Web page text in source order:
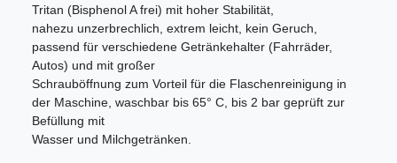
Tritan (Bisphenol A frei) mit hoher Stabilität,
nahezu unzerbrechlich, extrem leicht, kein Geruch,
passend für verschiedene Getränkehalter (Fahrräder,
Autos) und mit großer
Schrauböffnung zum Vorteil für die Flaschenreinigung in
der Maschine, waschbar bis 65° C, bis 2 bar geprüft zur
Befüllung mit
Wasser und Milchgetränken.